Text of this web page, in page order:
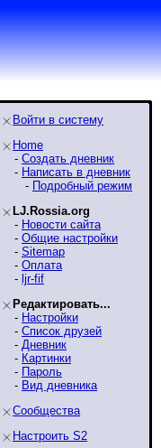
Войти в систему
Home
- Создать дневник
- Написать в дневник
- Подробный режим
LJ.Rossia.org
- Новости сайта
- Общие настройки
- Sitemap
- Оплата
- ljr-fif
Редактировать...
- Настройки
- Список друзей
- Дневник
- Картинки
- Пароль
- Вид дневника
Сообщества
Настроить S2